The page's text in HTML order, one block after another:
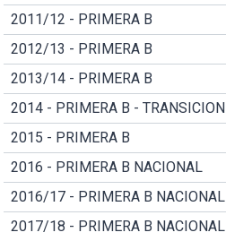
2011/12 - PRIMERA B
2012/13 - PRIMERA B
2013/14 - PRIMERA B
2014 - PRIMERA B - TRANSICION
2015 - PRIMERA B
2016 - PRIMERA B NACIONAL
2016/17 - PRIMERA B NACIONAL
2017/18 - PRIMERA B NACIONAL